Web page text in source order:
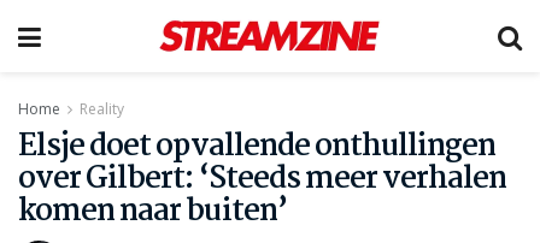
Home Reality
Elsje doet opvallende onthullingen
over Gilbert: ‘Steeds meer verhalen
komen naar buiten’